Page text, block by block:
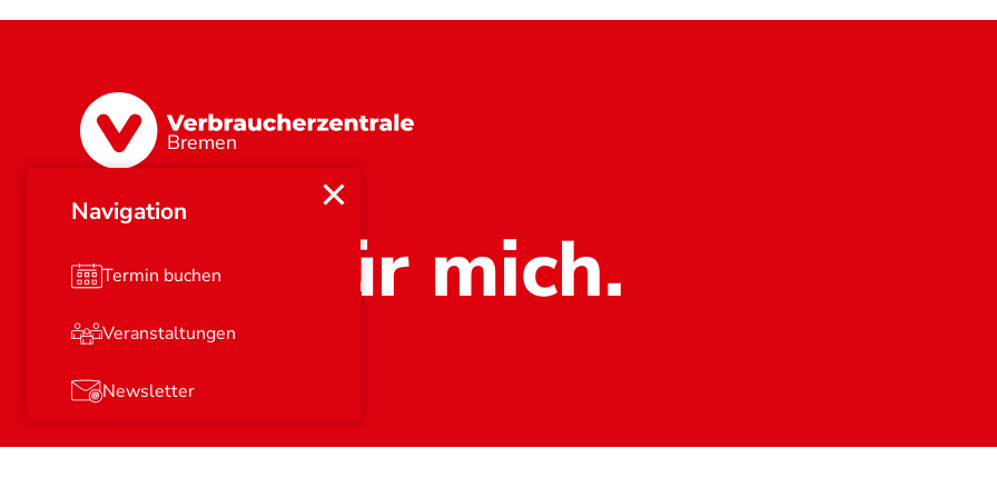
Navigation
Termin buchen
Veranstaltungen
Newsletter
Bremen
Stark für mich.